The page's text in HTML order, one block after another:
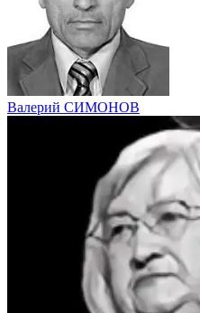
Валерий СИМОНОВ